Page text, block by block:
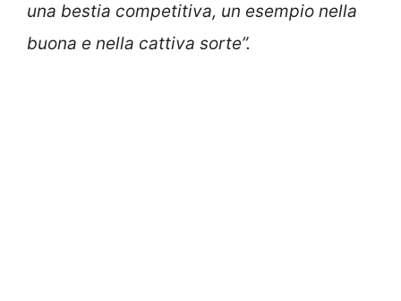
una bestia competitiva, un esempio nella
buona e nella cattiva sorte”.